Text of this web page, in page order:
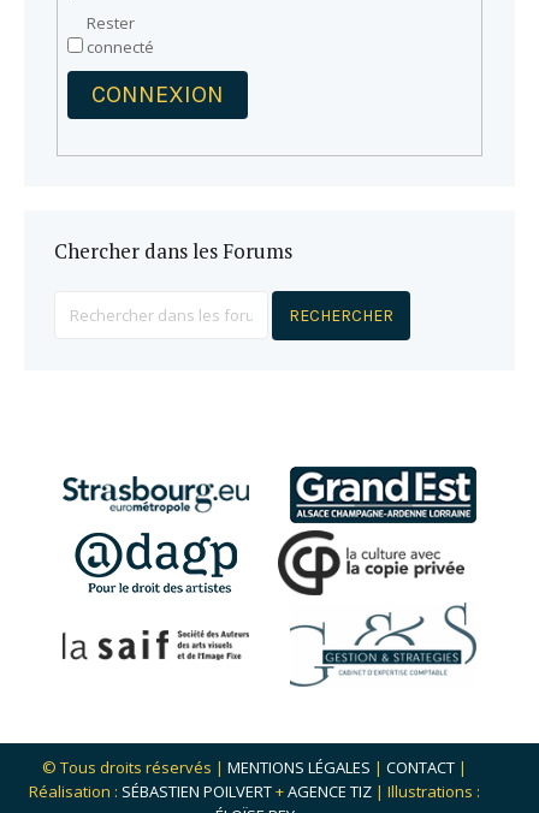
Rester
connecté
CONNEXION
Chercher dans les Forums
© Tous droits réservés | MENTIONS LÉGALES | CONTACT |
Réalisation : SÉBASTIEN POILVERT+AGENCE TIZ | Illustrations :